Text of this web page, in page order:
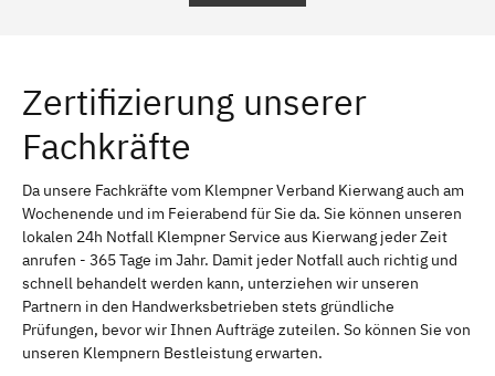
Erlangen Bamberg
Bayreuth
Schweinfurt Passau
Freising Rudelsdorf, Mittelfranken
Zertifizierung unserer
Fachkräfte
Da unsere Fachkräfte vom Klempner Verband Kierwang auch am
Wochenende und im Feierabend für Sie da. Sie können unseren
lokalen 24h Notfall Klempner Service aus Kierwang jeder Zeit
anrufen - 365 Tage im Jahr. Damit jeder Notfall auch richtig und
schnell behandelt werden kann, unterziehen wir unseren
Partnern in den Handwerksbetrieben stets gründliche
Prüfungen, bevor wir Ihnen Aufträge zuteilen. So können Sie von
unseren Klempnern Bestleistung erwarten.